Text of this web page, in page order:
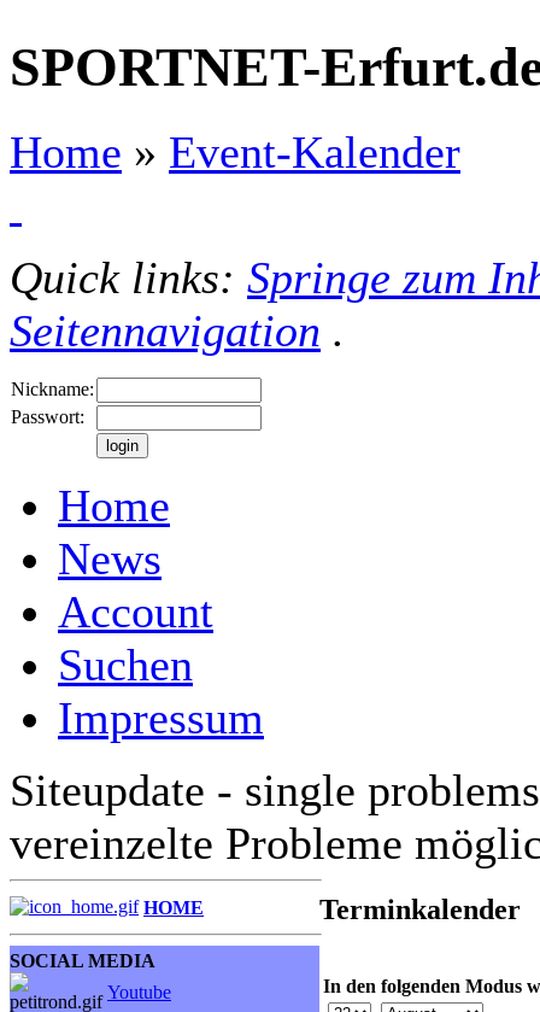
SPORTNET-
Home » Event-Kalender
Quick links: Springe zum
Seitennavigation .
Nickname:
Passwort:
Home
News
Account
Suchen
Impressum
Siteupdate - single
vereinzelte Probleme
HOME
SOCIAL MEDIA
Youtube
Terminkalender
In den folgenden Modus